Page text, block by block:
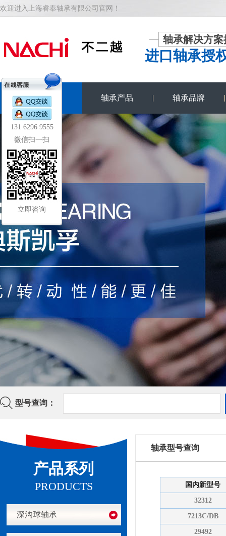
欢迎进入上海睿奉轴承有限公司官网！
轴承解决方案
进口轴承授
NACHI首页 轴承产品 轴承品牌
型号查询：
产品系列
PRODUCTS
深沟球轴承
轴承型号查询
国内新型号
32312
7213C/DB
29492
131 6296 9555
微信扫一扫
立即咨询